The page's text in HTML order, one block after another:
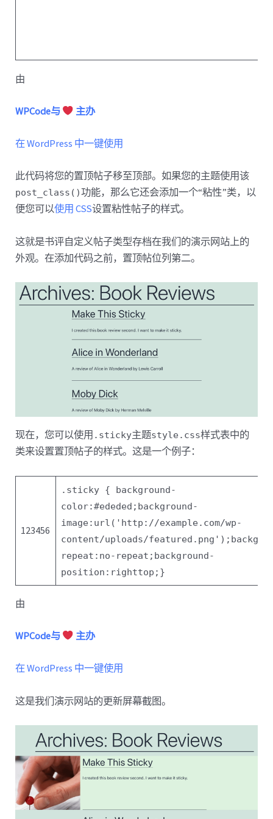
由
WPCode与 主办
在 WordPress 中一键使用
此代码将您的置顶帖子移至顶部。如果您的主题使用该
post_class()功能，那么它还会添加一个“粘性”类，以
便您可以使用 CSS设置粘性帖子的样式。
这就是书评自定义帖子类型存档在我们的演示网站上的
外观。在添加代码之前，置顶帖位列第二。
现在，您可以使用 .sticky主题style.css样式表中的
类来设置置顶帖子的样式。这是一个例子：
123456
.sticky { background-
color:#ededed ; background-
image: url ( 'http://example.com/wp-
content/uploads/featured.png' );
repeat : no-repeat ; background-
position : righttop ; }
由
WPCode与 主办
在 WordPress 中一键使用
这是我们演示网站的更新屏幕截图。